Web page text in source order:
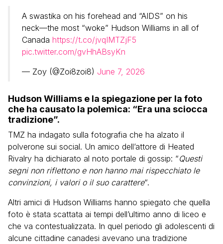
A swastika on his forehead and “AIDS” on his
neck—the most “woke” Hudson Williams in all of
Canada https://t.co/jvqIMTZjF5
pic.twitter.com/gvHhABsyKn
— Zoy (@Zoi8zoi8) June 7, 2026
Hudson Williams e la spiegazione per la foto
che ha causato la polemica: “Era una sciocca
tradizione”.
TMZ ha indagato sulla fotografia che ha alzato il
polverone sui social. Un amico dell’attore di Heated
Rivalry ha dichiarato al noto portale di gossip: “Questi
segni non riflettono e non hanno mai rispecchiato le
convinzioni, i valori o il suo carattere“.
Altri amici di Hudson Williams hanno spiegato che quella
foto è stata scattata ai tempi dell’ultimo anno di liceo e
che va contestualizzata. In quel periodo gli adolescenti di
alcune cittadine canadesi avevano una tradizione